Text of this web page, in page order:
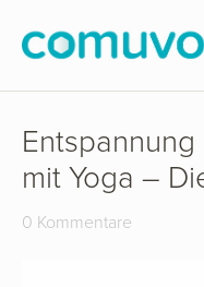
mit Yoga –
0 Kommentare